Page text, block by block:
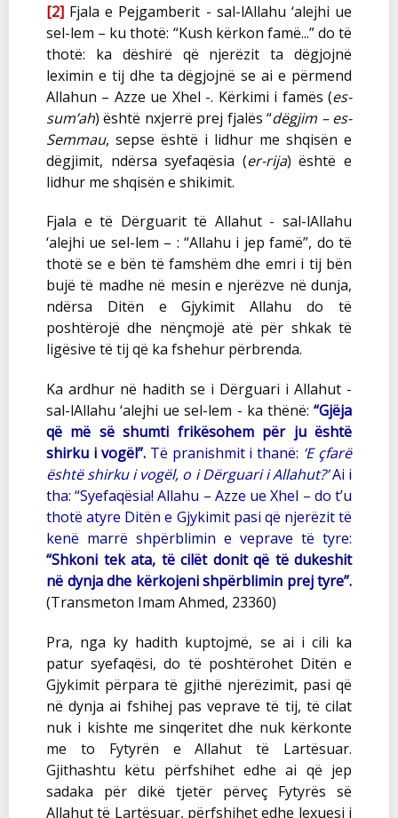
[2] Fjala e Pejgamberit - sal-lAllahu ‘alejhi ue
sel-lem – ku thotë: “Kush kërkon famë...” do të
thotë: ka dëshirë që njerëzit ta dëgjojnë
leximin e tij dhe ta dëgjojnë se ai e përmend
Allahun – Azze ue Xhel -. Kërkimi i famës (es-
sum’ah) është nxjerrë prej fjalës “dëgjim – es-
Semmau, sepse është i lidhur me shqisën e
dëgjimit, ndërsa syefaqësia (er-rija) është e
lidhur me shqisën e shikimit.
Fjala e të Dërguarit të Allahut - sal-lAllahu
‘alejhi ue sel-lem – : “Allahu i jep famë”, do të
thotë se e bën të famshëm dhe emri i tij bën
bujë të madhe në mesin e njerëzve në dunja,
ndërsa Ditën e Gjykimit Allahu do të
poshtërojë dhe nënçmojë atë për shkak të
ligësive të tij që ka fshehur përbrenda.
Ka ardhur në hadith se i Dërguari i Allahut -
sal-lAllahu ‘alejhi ue sel-lem - ka thënë:“Gjëja
që më së shumti frikësohem për ju është
shirku i vogël”.Të pranishmit i thanë: ‘E çfarë
është shirku i vogël, o i Dërguari i Allahut?’Ai i
tha: “Syefaqësia! Allahu – Azze ue Xhel – do t’u
thotë atyre Ditën e Gjykimit pasi që njerëzit të
kenë marrë shpërblimin e veprave të tyre:
“Shkoni tek ata, të cilët donit që të dukeshit
në dynja dhe kërkojeni shpërblimin prej tyre”.
(Transmeton Imam Ahmed, 23360)
Pra, nga ky hadith kuptojmë, se ai i cili ka
patur syefaqësi, do të poshtërohet Ditën e
Gjykimit përpara të gjithë njerëzimit, pasi që
në dynja ai fshihej pas veprave të tij, të cilat
nuk i kishte me sinqeritet dhe nuk kërkonte
me to Fytyrën e Allahut të Lartësuar.
Gjithashtu këtu përfshihet edhe ai që jep
sadaka për dikë tjetër përveç Fytyrës së
Allahut të Lartësuar, përfshihet edhe lexuesi i